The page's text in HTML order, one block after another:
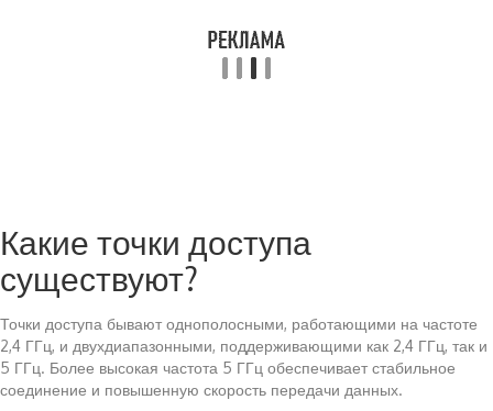
Какие точки доступа
существуют?
Точки доступа бывают однополосными, работающими на частоте
2,4 ГГц, и двухдиапазонными, поддерживающими как 2,4 ГГц, так и
5 ГГц. Более высокая частота 5 ГГц обеспечивает стабильное
соединение и повышенную скорость передачи данных.